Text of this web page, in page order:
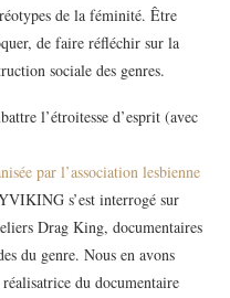
de la féminité. Être
de faire réfléchir sur la
sociale des genres.
l’étroitesse d’esprit (avec
par l’association lesbienne
s’est interrogé sur
Drag King, documentaires
du genre. Nous en avons
du documentaire